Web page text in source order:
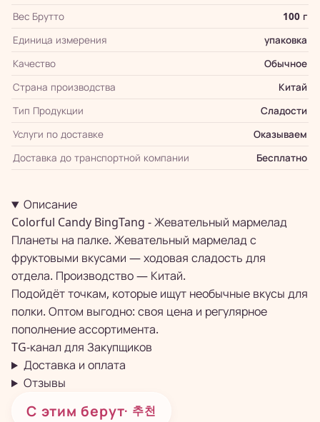
Вес Брутто
100 г
Единица измерения
упаковка
Качество
Обычное
Страна производства
Китай
Тип Продукции
Сладости
Услуги по доставке
Оказываем
Доставка до транспортной компании
Бесплатно
Описание
Colorful Candy BingTang - Жевательный мармелад
Планеты на палке. Жевательный мармелад с
фруктовыми вкусами — ходовая сладость для
отдела. Производство — Китай.
Подойдёт точкам, которые ищут необычные вкусы для
полки. Оптом выгодно: своя цена и регулярное
пополнение ассортимента.
TG-канал для Закупщиков
Доставка и оплата
Отзывы
С этим берут· 추천